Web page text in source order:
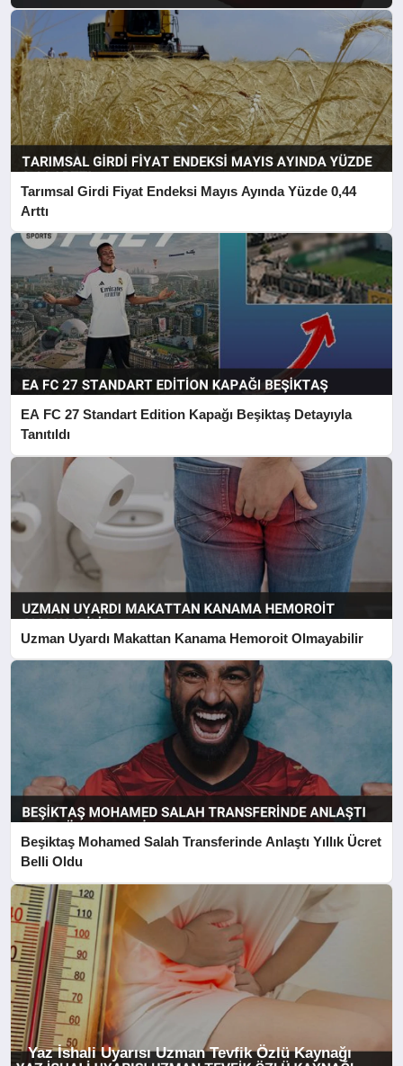
Tarımsal Girdi Fiyat Endeksi Mayıs Ayında Yüzde 0,44
Arttı
EA FC 27 Standart Edition Kapağı Beşiktaş Detayıyla
Tanıtıldı
Uzman Uyardı Makattan Kanama Hemoroit Olmayabilir
Beşiktaş Mohamed Salah Transferinde Anlaştı Yıllık Ücret
Belli Oldu
Yaz İshali Uyarısı Uzman Tevfik Özlü Kaynağı